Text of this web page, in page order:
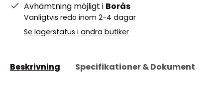
Avhämtning möjligt i Borås
Vanligtvis redo inom 2-4 dagar
Se lagerstatus i andra butiker
Beskrivning Specifikationer & Dokument